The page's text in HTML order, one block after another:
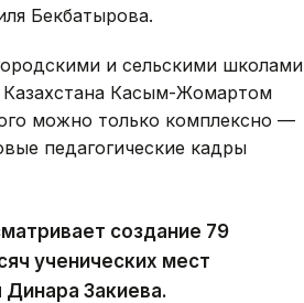
Бекбатырова.
и сельскими школами
Казахстана Касым-Жомартом
можно только комплексно —
педагогические кадры
создание 79
ученических мест
Закиева.